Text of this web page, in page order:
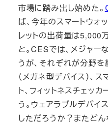
市場に踏み出し始めた。
ば、今年のスマートウォ
レットの出荷量は5,000
と。CESでは、メジャ
うが、それぞれが分野
（メガネ型デバイス）、
ト、フィットネスチェッ
う。ウェアラブルデバ
しただろうか？またど